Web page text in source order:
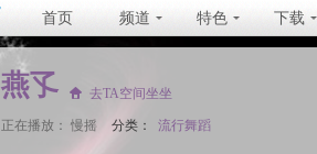
首页 频道 特色 下载
燕孓 去TA空间坐坐
正在播放： 慢摇 分类：
流行舞蹈